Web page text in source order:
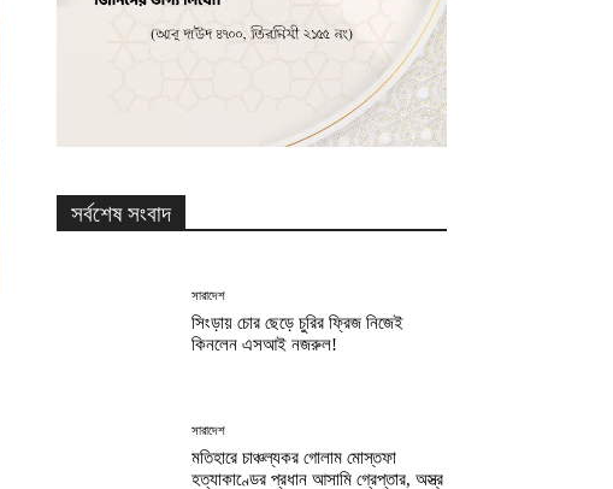
সর্বশেষ সংবাদ
সারাদেশ
সিংড়ায় চোর ছেড়ে চুরির ফ্রিজ নিজেই
কিনলেন এসআই নজরুল!
সারাদেশ
মতিহারে চাঞ্চল্যকর গোলাম মোস্তফা
হত্যাকাণ্ডের প্রধান আসামি গ্রেপ্তার, অস্ত্র